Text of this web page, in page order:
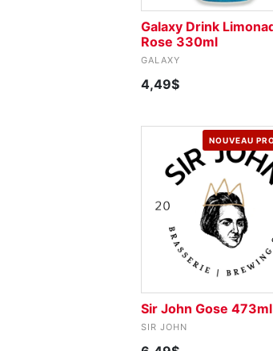
Galaxy Drink
Rose 330ml
GALAXY
4,49$
NOUVEAU
Sir John Gose 473ml
SIR JOHN